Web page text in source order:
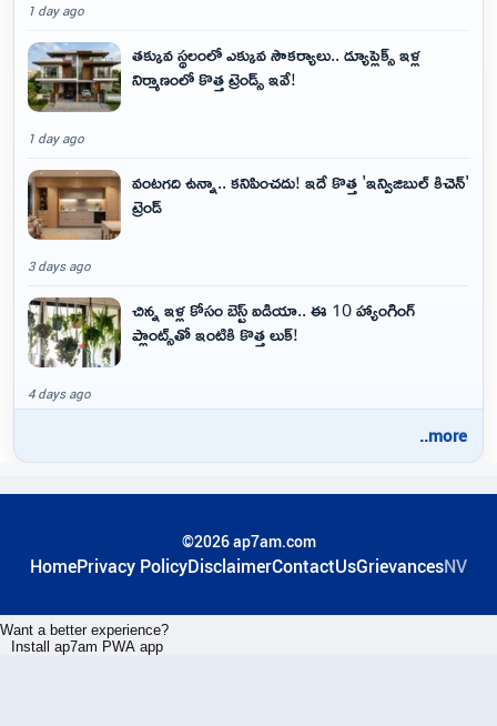
1 day ago
తక్కువ స్థలంలో ఎక్కువ సౌకర్యాలు.. డ్యూప్లెక్స్ ఇళ్ల
నిర్మాణంలో కొత్త ట్రెండ్స్ ఇవే!
1 day ago
వంటగది ఉన్నా.. కనిపించదు! ఇదే కొత్త 'ఇన్విజిబుల్ కిచెన్'
ట్రెండ్
3 days ago
చిన్న ఇళ్ల కోసం బెస్ట్ ఐడియా.. ఈ 10 హ్యాంగింగ్
ప్లాంట్స్‌తో ఇంటికి కొత్త లుక్!
4 days ago
..more
©2026 ap7am.com
HomePrivacy PolicyDisclaimerContactUsGrievancesNV
Want a better experience?
Install ap7am PWA app